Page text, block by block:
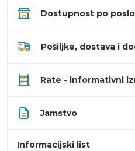
Dostupnost po
Pošiljke, dostava i
Rate - informativni
Jamstvo
Informacijski list